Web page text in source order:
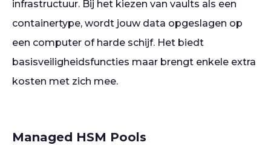
infrastructuur. Bij het kiezen van vaults als een
containertype, wordt jouw data opgeslagen op
een computer of harde schijf. Het biedt
basisveiligheidsfuncties maar brengt enkele extra
kosten met zich mee.
Managed HSM Pools